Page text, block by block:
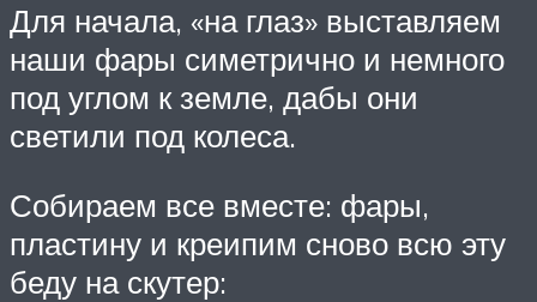
Для начала, «на глаз» выставляем
наши фары симетрично и немного
под углом к земле, дабы они
светили под колеса.
Собираем все вместе: фары,
пластину и креипим сново всю эту
беду на скутер: